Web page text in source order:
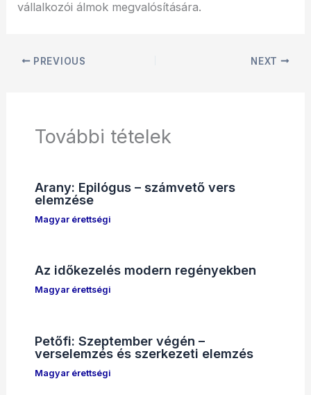
vállalkozói álmok megvalósítására.
PREVIOUS NEXT
További tételek
Arany: Epilógus – számvető vers
elemzése
Magyar érettségi
Az időkezelés modern regényekben
Magyar érettségi
Petőfi: Szeptember végén –
verselemzés és szerkezeti elemzés
Magyar érettségi